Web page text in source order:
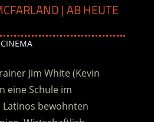
| AB HEUTE
Desiree
CINEMA
Jim White (Kevin
eine Schule im
bewohnten